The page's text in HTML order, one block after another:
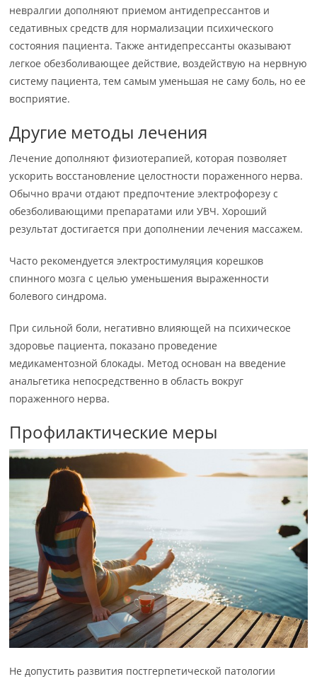
невралгии дополняют приемом антидепрессантов и
седативных средств для нормализации психического
состояния пациента. Также антидепрессанты оказывают
легкое обезболивающее действие, воздействую на нервную
систему пациента, тем самым уменьшая не саму боль, но ее
восприятие.
Другие методы лечения
Лечение дополняют физиотерапией, которая позволяет
ускорить восстановление целостности пораженного нерва.
Обычно врачи отдают предпочтение электрофорезу с
обезболивающими препаратами или УВЧ. Хороший
результат достигается при дополнении лечения массажем.
Часто рекомендуется электростимуляция корешков
спинного мозга с целью уменьшения выраженности
болевого синдрома.
При сильной боли, негативно влияющей на психическое
здоровье пациента, показано проведение
медикаментозной блокады. Метод основан на введение
анальгетика непосредственно в область вокруг
пораженного нерва.
Профилактические меры
Не допустить развития постгерпетической патологии